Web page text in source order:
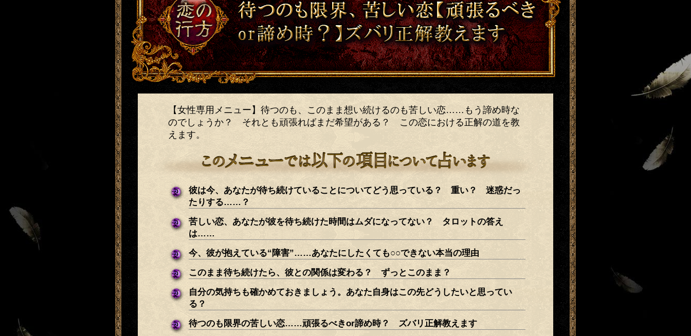
【女性専用メニュー】待つのも、このまま想い続けるのも苦しい恋……もう諦め時な
のでしょうか？ それとも頑張ればまだ希望がある？ この恋における正解の道を教
えます。
彼は今、あなたが待ち続けていることについてどう思っている？ 重い？ 迷惑だっ
たりする……？
苦しい恋、あなたが彼を待ち続けた時間はムダになってない？ タロットの答え
は……
今、彼が抱えている“障害”……あなたにしたくても○○できない本当の理由
このまま待ち続けたら、彼との関係は変わる？ ずっとこのまま？
自分の気持ちも確かめておきましょう。あなた自身はこの先どうしたいと思ってい
る？
待つのも限界の苦しい恋……頑張るべきor諦め時？ ズバリ正解教えます